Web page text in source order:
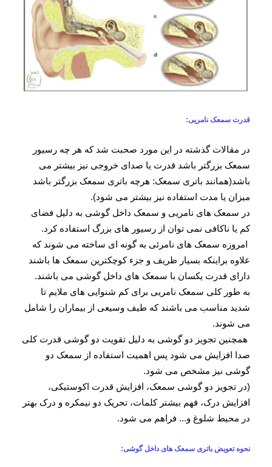
قدرت سمعک نامریی:
در مقالات گذشته در این مورد صحبت شد که هر چه رسیور
سمعک بزرگتر باشد قدرت یا صدای خروجی نیز بیشتر می
باشد(همانند باتری سمعک: هرچه باتری سمعک بزرگتر باشد
میزان یا مدت استفاده نیز بیشتر می شود).
در سمعک های نامریی و سمعک داخل گوشی به دلیل فضای
کم یا ناکافی نمی توان از رسیور های بزرگ استفاده کرد.
امروزه سمعک های نامرئی به گونه ای ساخته می شوند که
علاوه براینکه بسیار ظریف و جزء کوچکترین سمعک ها باشند
دارای قدرت یکسان با سمعک های داخل گوشی می باشند.
به طور کلی سمعک نامریی برای کم شنوایی های ملایم تا
شدید مناسب می باشند که طیف وسیعی از بیماران را شامل
می شوند.
همچنین تجویز دو گوشی به دلیل تقویت دو گوشی قدرت کلی
صدا افزایش می شود پس اهمیت استفاده از سمعک دو
گوشی نیز مشخص می شود.
(در تجویز دو گوشی سمعک، افزایش قدرت اکوستیکی،
افزایش درک، فهم بیشتر کلمات، تحریک دو نیمکره و درک بهتر
در محیط شلوغ و... فراهم می شود.
نحوه تعویض باتری سمعک های داخل گوشی: